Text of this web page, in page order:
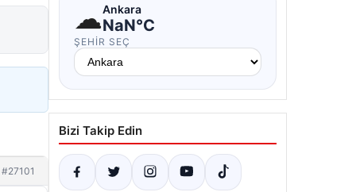
#27101
☁Ankara
NaN°C
ŞEHIR SEÇ
Bizi Takip Edin